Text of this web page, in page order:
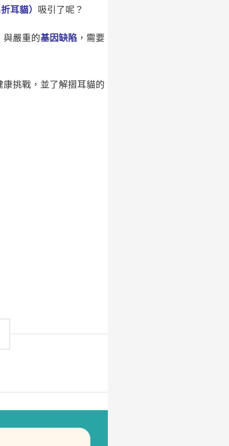
耳貓） 吸引了呢？
與嚴重的基因缺陷 ，需要
挑戰，並了解摺耳貓的